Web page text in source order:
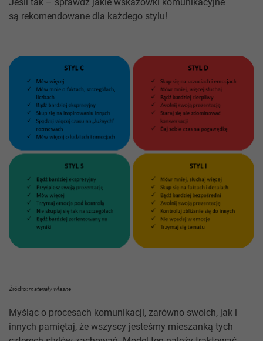
są rekomendowane dla każdego stylu!
Źródło:materiały własne
Myśląc o procesach komunikacji, zarówno swoich, jak i
innych pamiętaj, że wszyscy jesteśmy mieszanką tych